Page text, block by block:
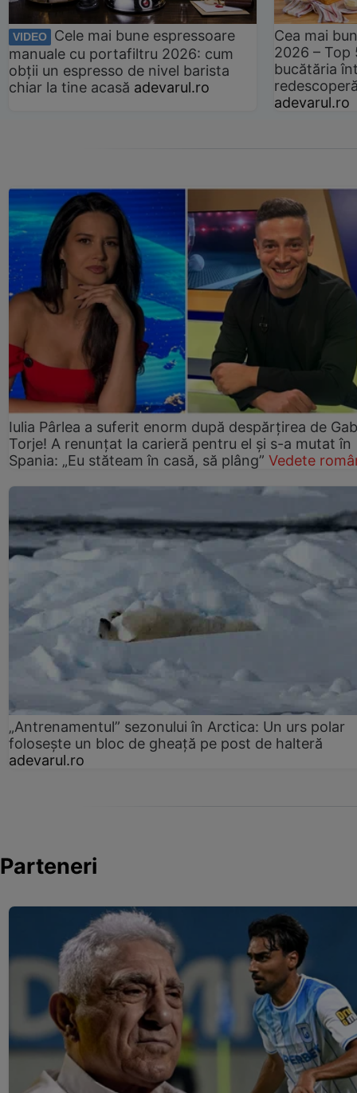
VIDEO
Cele mai bune espressoare
manuale cu portafiltru 2026: cum
obții un espresso de nivel barista
chiar la tine acasă adevarul.ro
Cea mai
2026 –
bucătăria
adevarul.ro
Iulia Pârlea a suferit enorm după despărțirea de
Torje! A renunțat la carieră pentru el și s-a mutat în
Spania: „Eu stăteam în casă, să plâng” Vedete
„Antrenamentul” sezonului în Arctica: Un urs polar
folosește un bloc de gheață pe post de halteră
adevarul.ro
Parteneri